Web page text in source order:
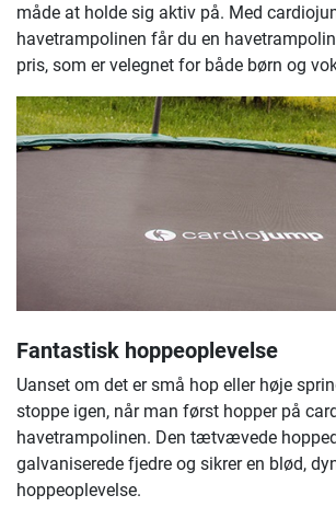
måde at holde sig aktiv på. Med
havetrampolinen får du en
pris, som er velegnet for både børn og
Fantastisk hoppeoplevelse
Uanset om det er små hop eller høje
stoppe igen, når man først hopper på
havetrampolinen. Den tætvævede
galvaniserede fjedre og sikrer en blød,
hoppeoplevelse.